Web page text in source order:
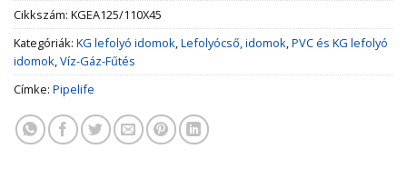
Cikkszám: KGEA125/110X45
Kategóriák: KG lefolyó idomok,Lefolyócső, idomok,PVC és KG lefolyó
idomok,Víz-Gáz-Fűtés
Címke: Pipelife